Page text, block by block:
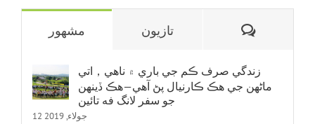
مشهور تازيون سممريون
زندگي صرف ڪم جي باري ۾ ناهي，اتي
ماڻهن جي هڪ ڪارنيال پڻ آهي—هڪ ڏينهن
جو سفر لانگ فه تائين
12 جولاء, 2019